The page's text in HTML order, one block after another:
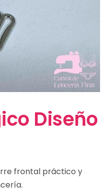
Diseño
frontal práctico y